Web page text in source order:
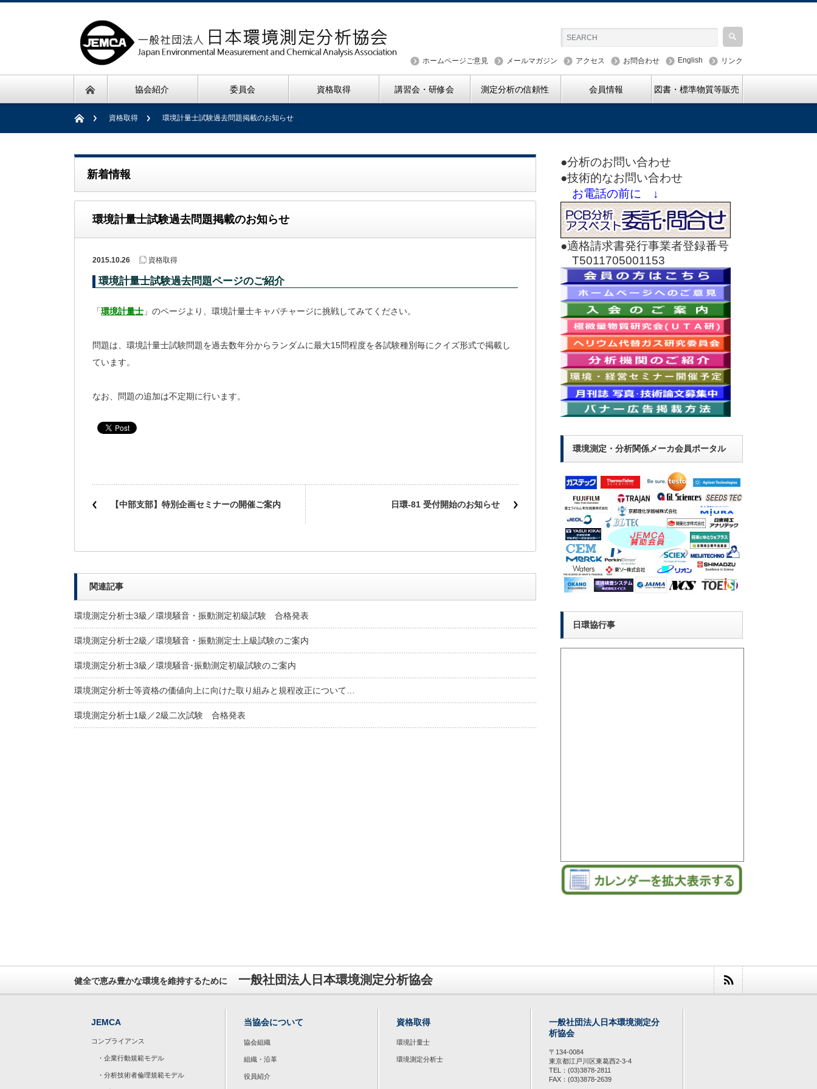
ホームページご意見 メールマガジン アクセス お問合わせ English リンク
協会紹介 委員会 資格取得 講習会・研修会 測定分析の信頼性 会員情報 図書・標準物質等販売
資格取得 環境計量士試験過去問題掲載のお知らせ
新着情報
環境計量士試験過去問題掲載のお知らせ
2015.10.26 資格取得
環境計量士試験過去問題ページのご紹介
「環境計量士 」のページより、環境計量士キャパチャージに挑戦してみてください。
問題は、環境計量士試験問題を過去数年分からランダムに最大15問程度を各試験種別毎にクイズ形式で掲載し
ています。
なお、問題の追加は不定期に行います。
【中部支部】特別企画セミナーの開催ご案内 日環-81 受付開始のお知らせ
関連記事
環境測定分析士3級／環境騒音・振動測定初級試験 合格発表
環境測定分析士2級／環境騒音・振動測定士上級試験のご案内
環境測定分析士3級／環境騒音･振動測定初級試験のご案内
環境測定分析士等資格の価値向上に向けた取り組みと規程改正について…
環境測定分析士1級／2級二次試験 合格発表
●分析のお問い合わせ
●技術的なお問い合わせ
お電話の前に ↓
●適格請求書発行事業者登録番号
T5011705001153
環境測定・分析関係メーカ会員ポータル
日環協行事
健全で恵み豊かな環境を維持するために 一般社団法人日本環境測定分析協会
JEMCA
コンプライアンス
・企業行動規範モデル
・分析技術者倫理規範モデル
当協会について
協会組織
組織・沿革
役員紹介
資格取得
環境計量士
環境測定分析士
一般社団法人日本環境測定分
析協会
〒134-0084
東京都江戸川区東葛西2-3-4
TEL：(03)3878-2811
FAX：(03)3878-2639